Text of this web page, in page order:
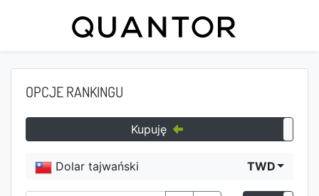
OPCJE RANKINGU
Kupuję
Dolar tajwański TWD